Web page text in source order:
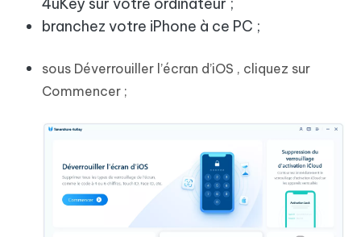
4uKey sur votre ordinateur ;
branchez votre iPhone à ce PC ;
sous Déverrouiller l’écran d’iOS , cliquez sur
Commencer ;